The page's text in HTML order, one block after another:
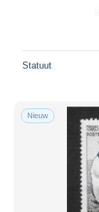
Statuut
Nieuw